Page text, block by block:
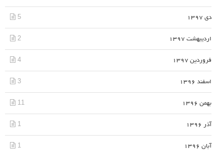
دی 1397 5
اردیبهشت 1397 2
فروردین 1397 4
اسفند 1396 3
بهمن 1396 11
آذر 1396 1
آبان 1396 1